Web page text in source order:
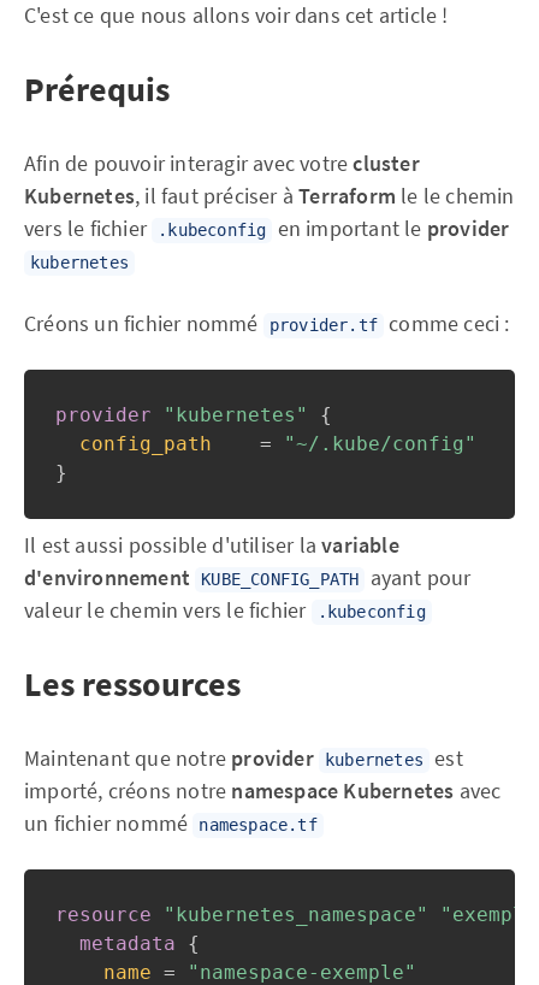
C'est ce que nous allons voir dans cet article !
Prérequis
Afin de pouvoir interagir avec votrecluster
Kubernetes, il faut préciser àTerraform le le chemin
vers le fichier
.kubeconfig en important le provider
kubernetes
Créons un fichier nommé provider.tf comme ceci :
provider "kubernetes" {
config_path
=
"~/.kube/config"
}
Il est aussi possible d'utiliser lavariable
d'environnement
KUBE_CONFIG_PATH
ayant pour
valeur le chemin vers le fichier
.kubeconfig
Les ressources
Maintenant que notre provider kubernetes
est
importé, créons notre namespace Kubernetes avec
un fichier nommé
namespace.tf
resource "kubernetes_namespace"
metadata
{
name =
"namespace-exemple"